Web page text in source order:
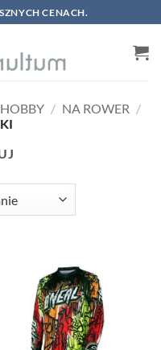
CENACH.
/ NA ROWER /